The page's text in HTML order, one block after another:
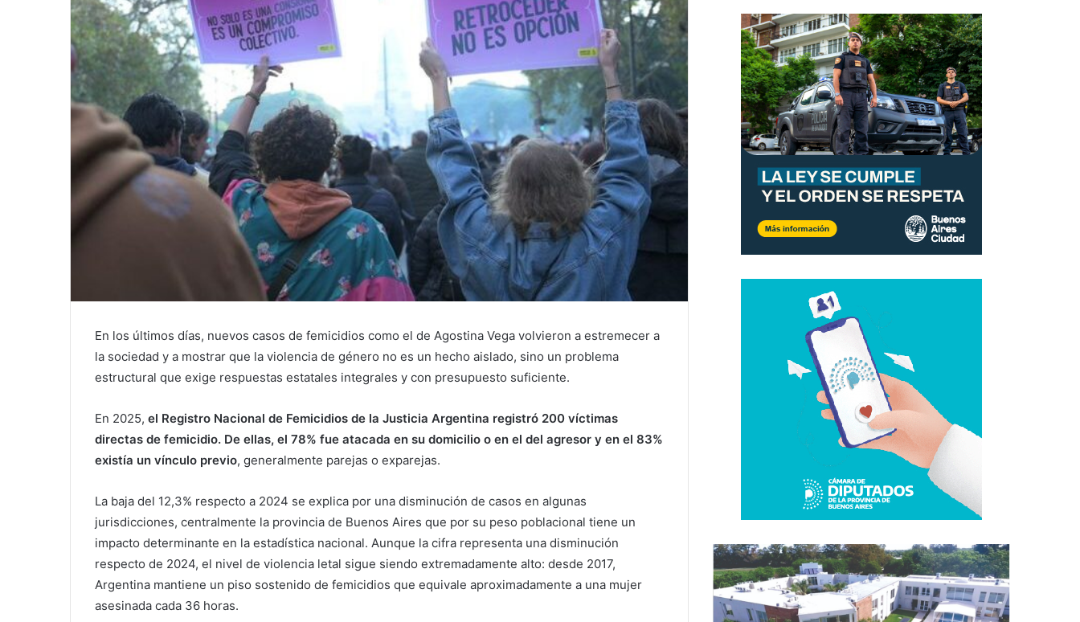
En los últimos días, nuevos casos de femicidios como el de Agostina Vega volvieron a estremecer a
la sociedad y a mostrar que la violencia de género no es un hecho aislado, sino un problema
estructural que exige respuestas estatales integrales y con presupuesto suficiente.
En 2025, el Registro Nacional de Femicidios de la Justicia Argentina registró 200 víctimas
directas de femicidio. De ellas, el 78% fue atacada en su domicilio o en el del agresor y en el 83%
existía un vínculo previo, generalmente parejas o exparejas.
La baja del 12,3% respecto a 2024 se explica por una disminución de casos en algunas
jurisdicciones, centralmente la provincia de Buenos Aires que por su peso poblacional tiene un
impacto determinante en la estadística nacional. Aunque la cifra representa una disminución
respecto de 2024, el nivel de violencia letal sigue siendo extremadamente alto: desde 2017,
Argentina mantiene un piso sostenido de femicidios que equivale aproximadamente a una mujer
asesinada cada 36 horas.